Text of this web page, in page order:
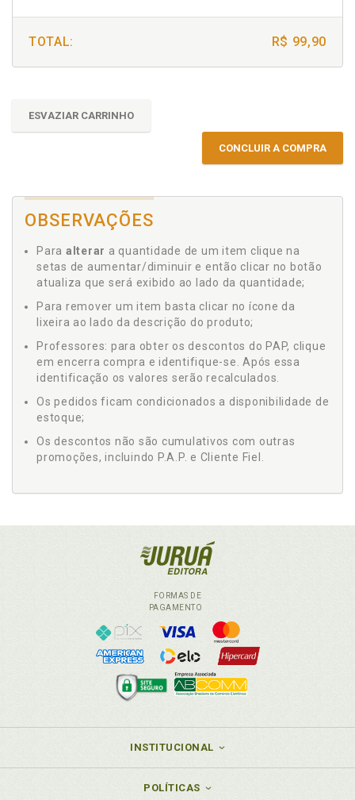
TOTAL: R$ 99,90
ESVAZIAR CARRINHO
CONCLUIR A COMPRA
OBSERVAÇÕES
Para alterar a quantidade de um item clique na
setas de aumentar/diminuir e então clicar no botão
atualiza que será exibido ao lado da quantidade;
Para remover um item basta clicar no ícone da
lixeira ao lado da descrição do produto;
Professores: para obter os descontos do PAP, clique
em encerra compra e identifique-se. Após essa
identificação os valores serão recalculados.
Os pedidos ficam condicionados a disponibilidade de
estoque;
Os descontos não são cumulativos com outras
promoções, incluindo P.A.P. e Cliente Fiel.
FORMAS DE
PAGAMENTO
INSTITUCIONAL
POLÍTICAS